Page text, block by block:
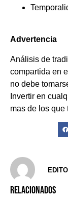
Advertencia
Análisis de
compartida en
no debe
Invertir en
mas de los que
RELACIONADOS